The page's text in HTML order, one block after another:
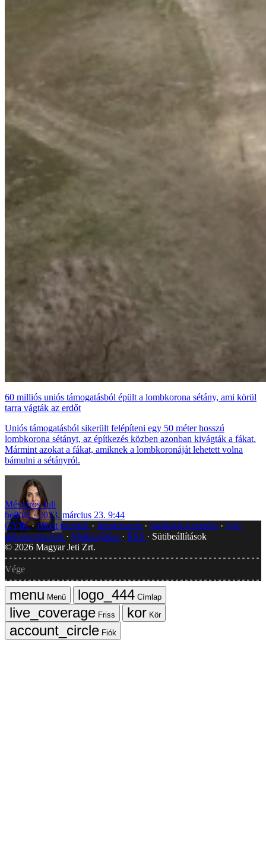
60 milliós uniós támogatásból épült a lombkorona sétány, ami körül
tarra vágták az erdőt
Uniós támogatásból sikerült felépíteni egy 50 méter hosszú
lombkorona sétányt, az építkezés közben azonban kivágták a fákat.
Mármint azokat a fákat, amiknek a lombkoronáját lehetett volna
bámulni a sétányról.
Mészáros Juli
belföld
2023. március 23. 9:44
GYIK Hibát jelentek Impresszum Javítások kezelése
Jogi
dokumentumok
Médiaajánlat RSS
Sütibeállítások
© 2026 Magyar Jeti Zrt.
Vége
Menü
Címlap
Friss
Kör
Fiók